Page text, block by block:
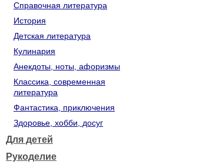
Справочная литература
История
Детская литература
Кулинария
Анекдоты, ноты, афоризмы
Классика, современная
литература
Фантастика, приключения
Здоровье, хобби, досуг
Для детей
Рукоделие